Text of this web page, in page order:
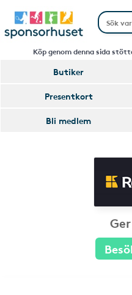
Köp genom denna sida
Butiker
Presentkort
Bli medlem